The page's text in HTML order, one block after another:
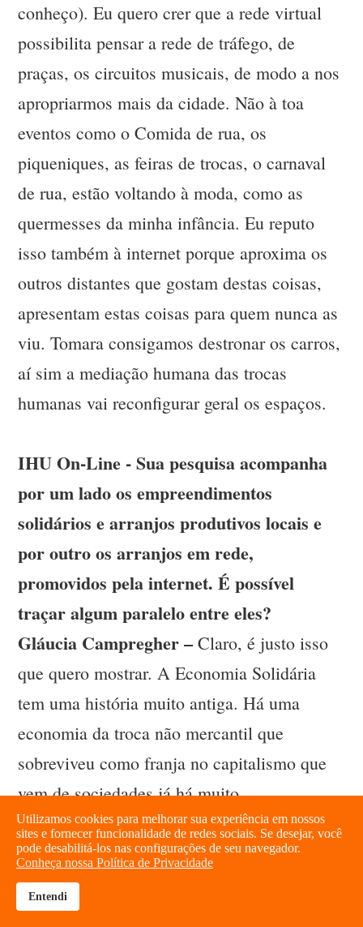
conheço). Eu quero crer que a rede virtual
possibilita pensar a rede de tráfego, de
praças, os circuitos musicais, de modo a nos
apropriarmos mais da cidade. Não à toa
eventos como o Comida de rua, os
piqueniques, as feiras de trocas, o carnaval
de rua, estão voltando à moda, como as
quermesses da minha infância. Eu reputo
isso também à internet porque aproxima os
outros distantes que gostam destas coisas,
apresentam estas coisas para quem nunca as
viu. Tomara consigamos destronar os carros,
aí sim a mediação humana das trocas
humanas vai reconfigurar geral os espaços.
IHU On-Line - Sua pesquisa acompanha
por um lado os empreendimentos
solidários e arranjos produtivos locais e
por outro os arranjos em rede,
promovidos pela internet. É possível
traçar algum paralelo entre eles?
Gláucia Campregher – Claro, é justo isso
que quero mostrar. A Economia Solidária
tem uma história muito antiga. Há uma
economia da troca não mercantil que
sobreviveu como franja no capitalismo que
vem de sociedades já há muito
desaparecidas. Do mesmo modo, quando a
economia da troca mercantil vai mal, estas
formas pretéritas (que ainda fazem laços por
debaixo dos laços mercantis) salvam as
brightness_high
Utilizamos cookies para melhorar sua experiência em nossos
sites e fornecer funcionalidade de redes sociais. Se desejar, você
pode desabilitá-los nas configurações de seu navegador.
Conheça nossa Política de Privacidade
Entendi